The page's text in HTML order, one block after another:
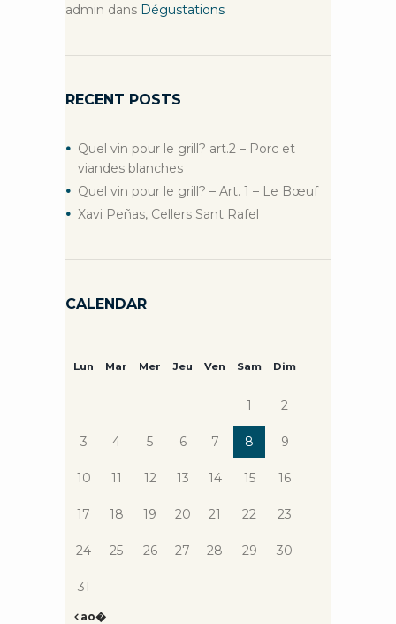
admin dans Dégustations
RECENT POSTS
Quel vin pour le grill? art.2 – Porc et
viandes blanches
Quel vin pour le grill? – Art. 1 – Le Bœuf
Xavi Peñas, Cellers Sant Rafel
CALENDAR
Lun Mar Mer Jeu Ven Sam Dim
1 2
3 4 5 6 7 8 9
10 11 12 13 14 15 16
17 18 19 20 21 22 23
24 25 26 27 28 29 30
31
ao�